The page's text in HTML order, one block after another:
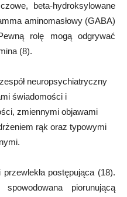
beta-hydroksylowane
aminomasłowy (GABA)
rolę mogą odgrywać
(8).
neuropsychiatryczny
świadomości i
zmiennymi objawami
rąk oraz typowymi
postępująca (18).
piorunującą